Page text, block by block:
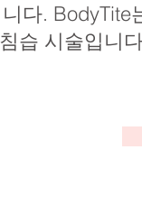
니다. BodyTite
침습 시술입니